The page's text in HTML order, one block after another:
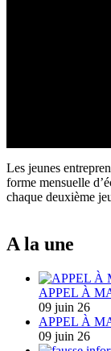
Les jeunes
forme mensuelle
chaque deuxième
A la une
APPEL À
09 juin 26
APPEL À
09 juin 26